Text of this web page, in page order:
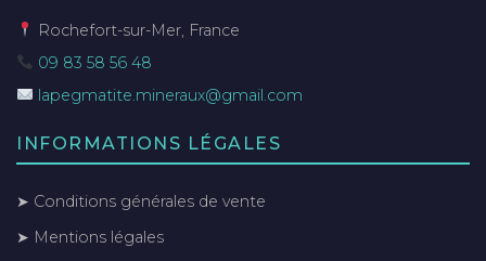
Rochefort-sur-Mer, France
09 83 58 56 48
lapegmatite.mineraux@gmail.com
INFORMATIONS LÉGALES
➤ Conditions générales de vente
➤ Mentions légales